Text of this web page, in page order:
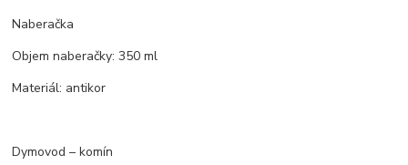
Naberačka
Objem naberačky: 350 ml
Materiál: antikor
Dymovod – komín